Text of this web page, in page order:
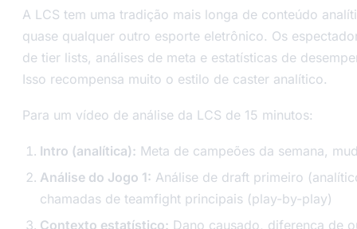
A LCS tem uma tradição mais longa de conteúdo
quase qualquer outro esporte eletrônico. Os
de tier lists, análises de meta e estatísticas de
Isso recompensa muito o estilo de caster analítico.
Para um vídeo de análise da LCS de 15 minutos:
Intro (analítica): Meta de campeões da semana,
Análise do Jogo 1: Análise de draft primeiro
chamadas de teamfight principais (play-by-play)
Contexto estatístico: Dano causado, diferença de